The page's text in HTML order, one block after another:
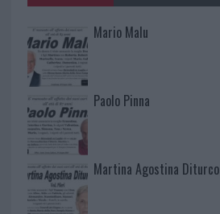
Mario Malu
Paolo Pinna
Martina Agostina Diturco